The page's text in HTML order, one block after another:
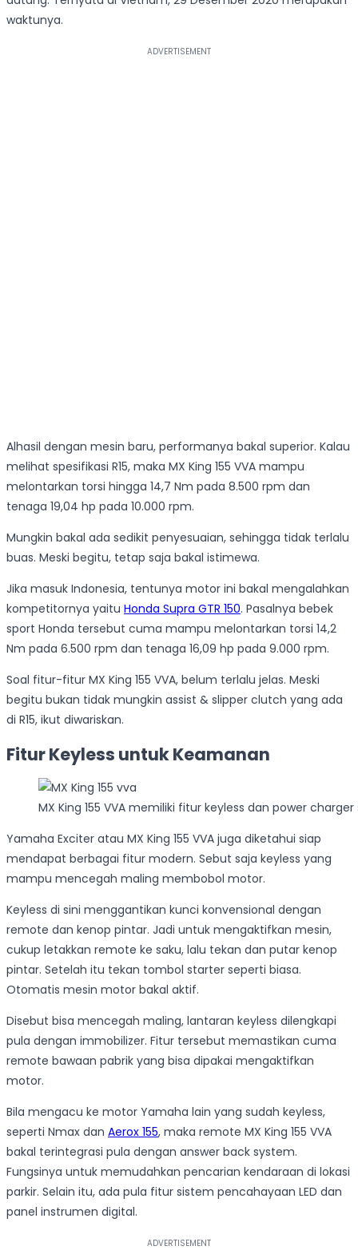
waktunya.
Alhasil dengan mesin baru, performanya bakal superior. Kalau
melihat spesifikasi R15, maka MX King 155 VVA mampu
melontarkan torsi hingga 14,7 Nm pada 8.500 rpm dan
tenaga 19,04 hp pada 10.000 rpm.
Mungkin bakal ada sedikit penyesuaian, sehingga tidak terlalu
buas. Meski begitu, tetap saja bakal istimewa.
Jika masuk Indonesia, tentunya motor ini bakal mengalahkan
kompetitornya yaitu Honda Supra GTR 150. Pasalnya bebek
sport Honda tersebut cuma mampu melontarkan torsi 14,2
Nm pada 6.500 rpm dan tenaga 16,09 hp pada 9.000 rpm.
Soal fitur-fitur MX King 155 VVA, belum terlalu jelas. Meski
begitu bukan tidak mungkin assist & slipper clutch yang ada
di R15, ikut diwariskan.
Fitur Keyless untuk Keamanan
MX King 155 VVA memiliki fitur keyless dan power
Yamaha Exciter atau MX King 155 VVA juga diketahui siap
mendapat berbagai fitur modern. Sebut saja keyless yang
mampu mencegah maling membobol motor.
Keyless di sini menggantikan kunci konvensional dengan
remote dan kenop pintar. Jadi untuk mengaktifkan mesin,
cukup letakkan remote ke saku, lalu tekan dan putar kenop
pintar. Setelah itu tekan tombol starter seperti biasa.
Otomatis mesin motor bakal aktif.
Disebut bisa mencegah maling, lantaran keyless dilengkapi
pula dengan immobilizer. Fitur tersebut memastikan cuma
remote bawaan pabrik yang bisa dipakai mengaktifkan
motor.
Bila mengacu ke motor Yamaha lain yang sudah keyless,
seperti Nmax dan Aerox 155, maka remote MX King 155 VVA
bakal terintegrasi pula dengan answer back system.
Fungsinya untuk memudahkan pencarian kendaraan di lokasi
parkir. Selain itu, ada pula fitur sistem pencahayaan LED dan
panel instrumen digital.